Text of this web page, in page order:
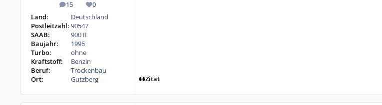
15
Beiträge 0
Reputation
Land:
Deutschland
Postleitzahl: 90547
SAAB:
900 II
Baujahr:
1995
Turbo:
ohne
Kraftstoff:
Benzin
Beruf:
Trockenbau
Ort:
Gutzberg Zitat